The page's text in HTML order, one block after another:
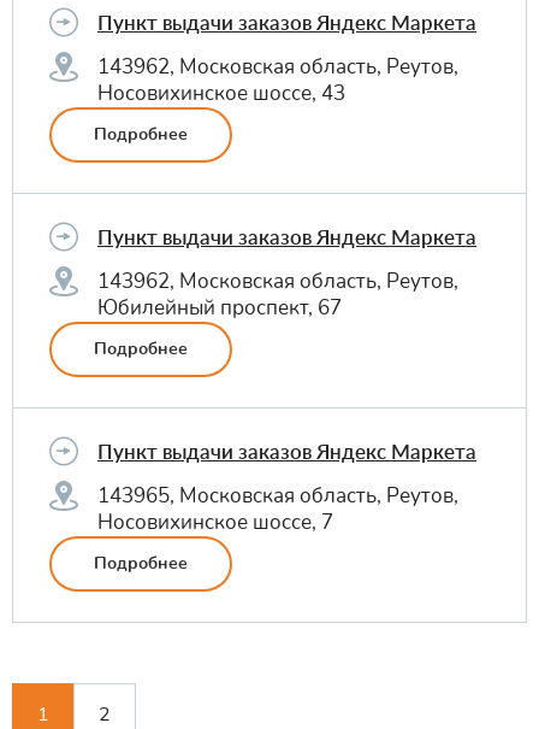
Пункт выдачи заказов Яндекс Маркета
143962, Московская область, Реутов,
Носовихинское шоссе, 43
Подробнее
Пункт выдачи заказов Яндекс Маркета
143962, Московская область, Реутов,
Юбилейный проспект, 67
Подробнее
Пункт выдачи заказов Яндекс Маркета
143965, Московская область, Реутов,
Носовихинское шоссе, 7
Подробнее
1 2